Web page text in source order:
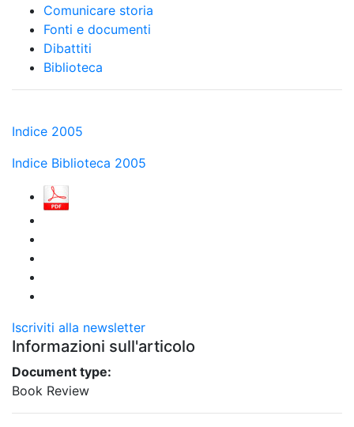
Comunicare storia
Fonti e documenti
Dibattiti
Biblioteca
Indice 2005
Indice Biblioteca 2005
Iscriviti alla newsletter
Informazioni sull'articolo
Document type:
Book Review